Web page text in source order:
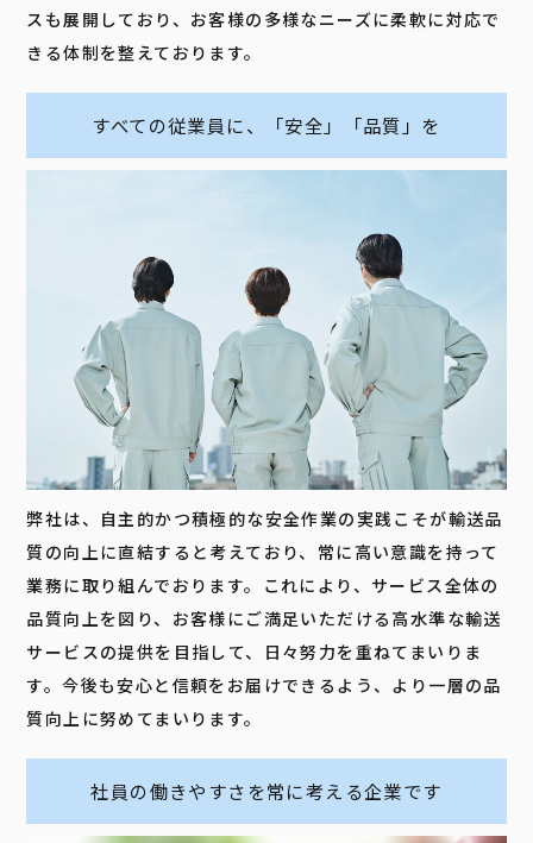
スも展開しており、お客様の多様なニーズに柔軟に対応で
きる体制を整えております。
すべての従業員に、「安全」「品質」を
弊社は、自主的かつ積極的な安全作業の実践こそが輸送品
質の向上に直結すると考えており、常に高い意識を持って
業務に取り組んでおります。これにより、サービス全体の
品質向上を図り、お客様にご満足いただける高水準な輸送
サービスの提供を目指して、日々努力を重ねてまいりま
す。今後も安心と信頼をお届けできるよう、より一層の品
質向上に努めてまいります。
社員の働きやすさを常に考える企業です